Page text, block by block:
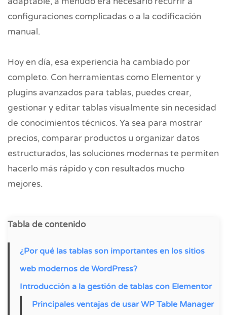
configuraciones complicadas o a la codificación
manual.
Hoy en día, esa experiencia ha cambiado por
completo. Con herramientas como Elementor y
plugins avanzados para tablas, puedes crear,
gestionar y editar tablas visualmente sin necesidad
de conocimientos técnicos. Ya sea para mostrar
precios, comparar productos u organizar datos
estructurados, las soluciones modernas te permiten
hacerlo más rápido y con resultados mucho
mejores.
Tabla de contenido
¿Por qué las tablas son importantes en los sitios
web modernos de WordPress?
Introducción a la gestión de tablas con Elementor
Principales ventajas de usar WP Table Manager